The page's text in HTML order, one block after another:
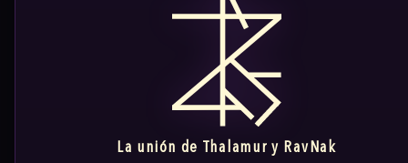
La unión de Thalamur y RavNak